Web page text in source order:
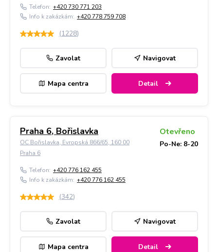
Telefon: +420 730 771 203
Info k zakázkám: +420 778 759 708
(1228)
Zavolat Navigovat
Mapa centra Detail
Praha 6, Bořislavka
OC Bořislavka, Evropská 866/65, 160 00
Praha 6
Otevřeno
Po-Ne: 8-20
Telefon: +420 776 162 455
Info k zakázkám: +420 776 162 455
(342)
Zavolat Navigovat
Mapa centra Detail